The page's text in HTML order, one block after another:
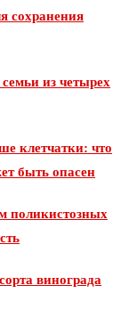
сохранения
из четырех
клетчатки: что
быть опасен
поликистозных
винограда